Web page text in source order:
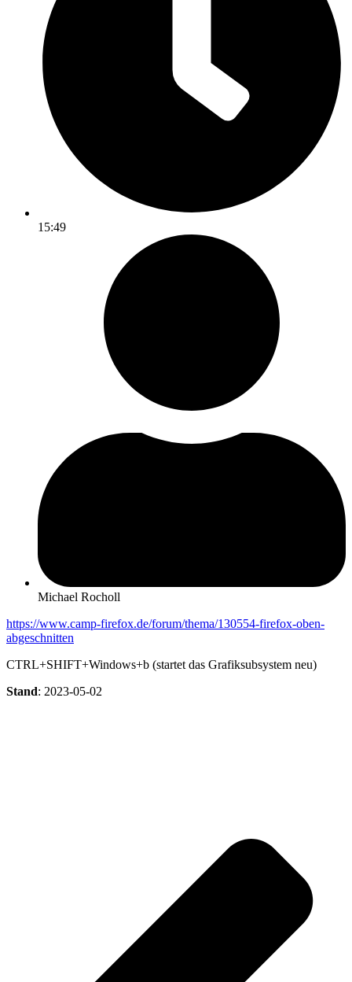
15:49
Michael Rocholl
https://www.camp-firefox.de/forum/thema/130554-firefox-oben-
abgeschnitten
CTRL+SHIFT+Windows+b (startet das Grafiksubsystem neu)
Stand: 2023-05-02